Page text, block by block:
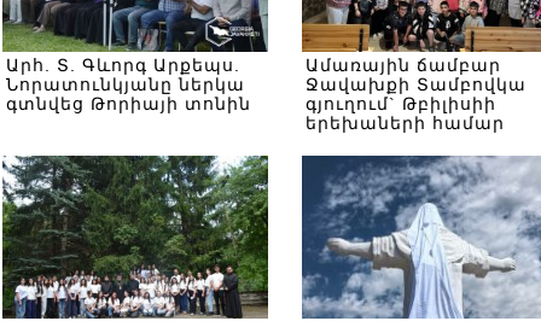
Արհ. Տ. Գևորգ Արքեպս.
Նորատունկյանը ներկա
գտնվեց Թորիայի տոնին
Ամառային ճամբար
Ջավախքի Տամբովկա
գյուղում` Թբիլիսիի
երեխաների համար